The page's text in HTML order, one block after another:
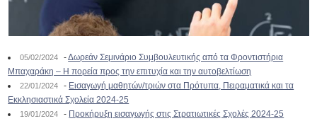
05/02/2024 -Δωρεάν Σεμινάριο Συμβουλευτικής από τα Φροντιστήρια
Μπαχαράκη – Η πορεία προς την επιτυχία και την αυτοβελτίωση
22/01/2024 - Εισαγωγή μαθητών/τριών στα Πρότυπα, Πειραματικά και τα
Εκκλησιαστικά Σχολεία 2024-25
19/01/2024 - Προκήρυξη εισαγωγής στις Στρατιωτικές Σχολές 2024-25